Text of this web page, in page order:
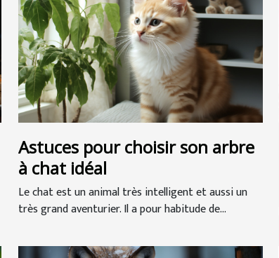
Astuces pour choisir son arbre
à chat idéal
Le chat est un animal très intelligent et aussi un
très grand aventurier. Il a pour habitude de...